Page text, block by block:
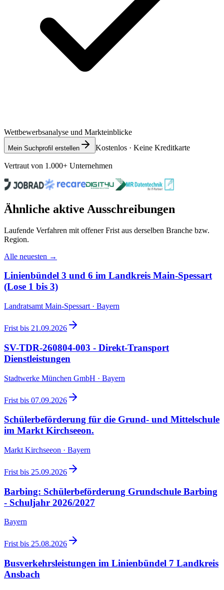
Wettbewerbsanalyse und Markteinblicke
Mein Suchprofil erstellen Kostenlos · Keine Kreditkarte
Vertraut von 1.000+ Unternehmen
Ähnliche aktive Ausschreibungen
Laufende Verfahren mit offener Frist aus derselben Branche bzw.
Region.
Alle neuesten →
Linienbündel 3 und 6 im Landkreis Main-Spessart
(Lose 1 bis 3)
Landratsamt Main-Spessart · Bayern
Frist bis 21.09.2026
SV-TDR-260804-003 - Direkt-Transport
Dienstleistungen
Stadtwerke München GmbH · Bayern
Frist bis 07.09.2026
Schülerbeförderung für die Grund- und Mittelschule
im Markt Kirchseeon.
Markt Kirchseeon · Bayern
Frist bis 25.09.2026
Barbing: Schülerbeförderung Grundschule Barbing
- Schuljahr 2026/2027
Bayern
Frist bis 25.08.2026
Busverkehrsleistungen im Linienbündel 7 Landkreis
Ansbach